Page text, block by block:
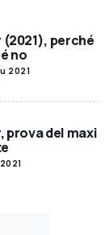
perché
no
2021
prova del maxi